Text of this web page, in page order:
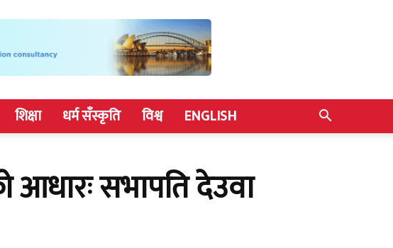
शिक्षा धर्म सँस्कृति विश्व ENGLISH
आधारः सभापति देउवा